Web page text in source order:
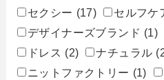
セクシー (17) セルフケ
デザイナーズブランド (1)
ドレス (2) ナチュラル
ニットファクトリー (1)